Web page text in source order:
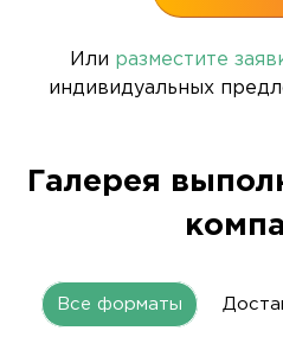
Или разместите
индивидуальных
Галерея
Все форматы